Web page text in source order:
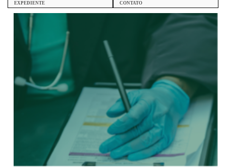
EXPEDIENTE
CONTATO